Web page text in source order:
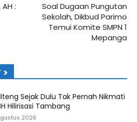
:
Soal Dugaan Pungutan
Sekolah, Dikbud Parimo
Temui Komite SMPN 1
Mepanga
>
Sejak Dulu Tak Pernah Nikmati
Hilirisasi Tambang
2026